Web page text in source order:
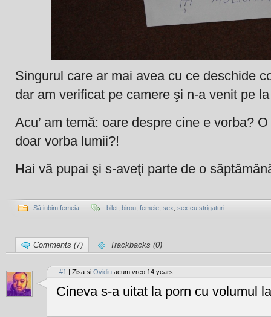
Singurul care ar mai avea cu ce deschide
dar am verificat pe camere şi n-a venit pe
Acu’ am temă: oare despre cine e vorba?
doar vorba lumii?!
Hai vă pupai şi s-aveţi parte de o
Să iubim femeia bilet birou femeie sex sex cu strigaturi
Comments (7) Trackbacks (0)
#1 | Zisa si Ovidiu acum vreo 14 years .
Cineva s-a uitat la porn cu volumul